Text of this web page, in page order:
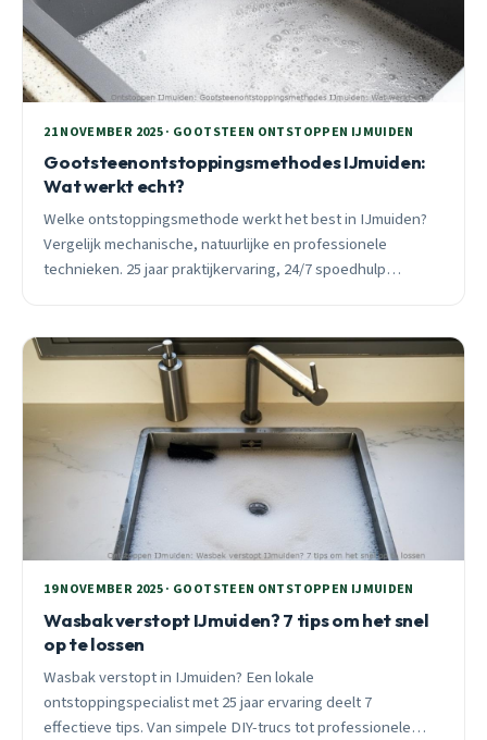
21 NOVEMBER 2025 · GOOTSTEEN ONTSTOPPEN IJMUIDEN
Gootsteenontstoppingsmethodes IJmuiden:
Wat werkt echt?
Welke ontstoppingsmethode werkt het best in IJmuiden?
Vergelijk mechanische, natuurlijke en professionele
technieken. 25 jaar praktijkervaring, 24/7 spoedhulp
19 NOVEMBER 2025 · GOOTSTEEN ONTSTOPPEN IJMUIDEN
Wasbak verstopt IJmuiden? 7 tips om het snel
op te lossen
Wasbak verstopt in IJmuiden? Een lokale
ontstoppingspecialist met 25 jaar ervaring deelt 7
effectieve tips. Van simpele DIY-trucs tot professionele